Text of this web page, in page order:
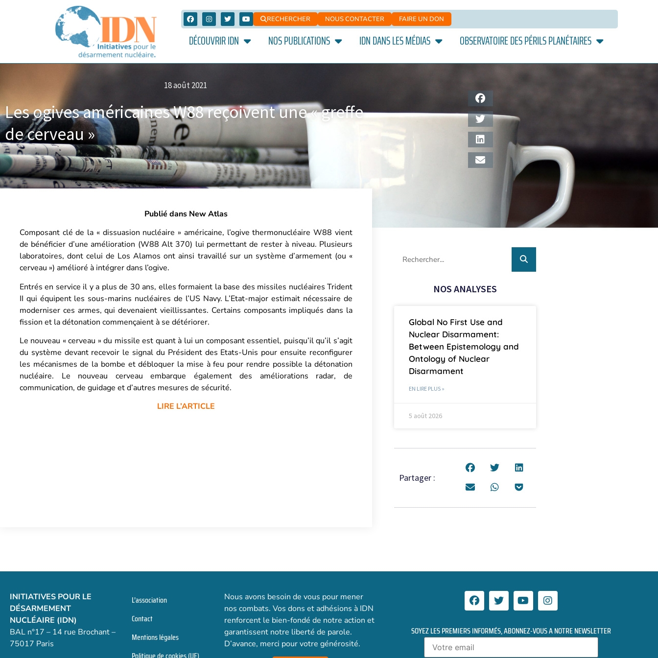
RECHERCHER NOUS CONTACTER FAIRE UN DON
DÉCOUVRIR IDN NOS PUBLICATIONS IDN DANS LES MÉDIAS OBSERVATOIRE DES PÉRILS PLANÉTAIRES
18 août 2021
Les ogives américaines W88 reçoivent une « greffe
de cerveau »
Publié dans New Atlas
Composant clé de la « dissuasion nucléaire » américaine, l’ogive thermonucléaire W88 vient
de bénéficier d’une amélioration (W88 Alt 370) lui permettant de rester à niveau. Plusieurs
laboratoires, dont celui de Los Alamos ont ainsi travaillé sur un système d’armement (ou «
cerveau ») amélioré à intégrer dans l’ogive.
Entrés en service il y a plus de 30 ans, elles formaient la base des missiles nucléaires Trident
II qui équipent les sous-marins nucléaires de l’US Navy. L’Etat-major estimait nécessaire de
moderniser ces armes, qui devenaient vieillissantes. Certains composants impliqués dans la
fission et la détonation commençaient à se détériorer.
Le nouveau « cerveau » du missile est quant à lui un composant essentiel, puisqu’il qu’il s’agit
du système devant recevoir le signal du Président des Etats-Unis pour ensuite reconfigurer
les mécanismes de la bombe et débloquer la mise à feu pour rendre possible la détonation
nucléaire. Le nouveau cerveau embarque également des améliorations radar, de
communication, de guidage et d’autres mesures de sécurité.
LIRE L’ARTICLE
NOS ANALYSES
Global No First Use and
Nuclear Disarmament:
Between Epistemology and
Ontology of Nuclear
Disarmament
EN LIRE PLUS »
5 août 2026
Partager :
INITIATIVES POUR LE
DÉSARMEMENT
NUCLÉAIRE (IDN)
BAL n°17 – 14 rue Brochant –
75017 Paris
L’association
Contact
Mentions légales
Nous avons besoin de vous pour mener
nos combats. Vos dons et adhésions à IDN
renforcent le bien-fondé de notre action et
garantissent notre liberté de parole.
D’avance, merci pour votre générosité.
SOYEZ LES PREMIERS INFORMÉS, ABONNEZ-VOUS A NOTRE NEWSLETTER